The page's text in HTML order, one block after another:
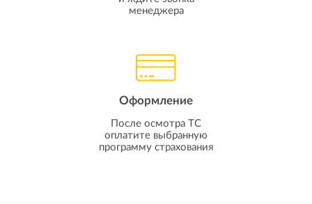
менеджера
Оформление
После осмотра ТС
оплатите выбранную
программу страхования